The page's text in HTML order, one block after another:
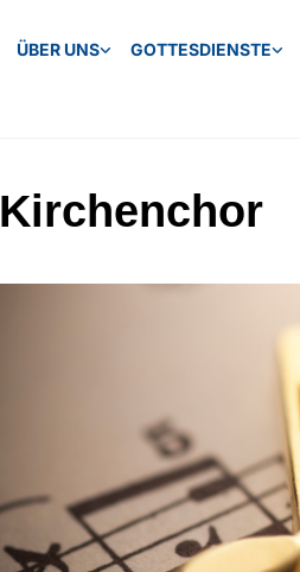
ÜBER UNS GOTTESDIENSTE
Kirchenchor